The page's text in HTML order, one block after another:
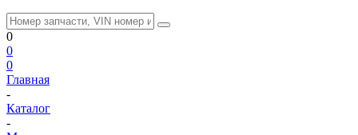
0
0
0
Главная
-
Каталог
-